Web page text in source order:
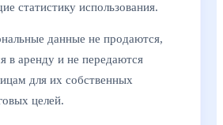
статистику использования.
данные не продаются,
в аренду и не передаются
для их собственных
целей.